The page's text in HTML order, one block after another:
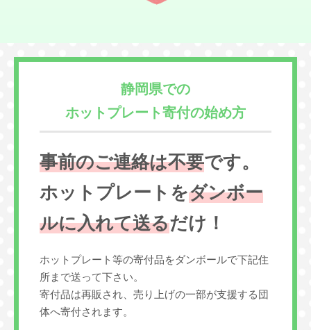
静岡県での
ホットプレート寄付の始め方
事前のご連絡は不要です。
ホットプレートをダンボー
ルに入れて送るだけ！
ホットプレート等の寄付品をダンボールで下記住
所まで送って下さい。
寄付品は再販され、売り上げの一部が支援する団
体へ寄付されます。